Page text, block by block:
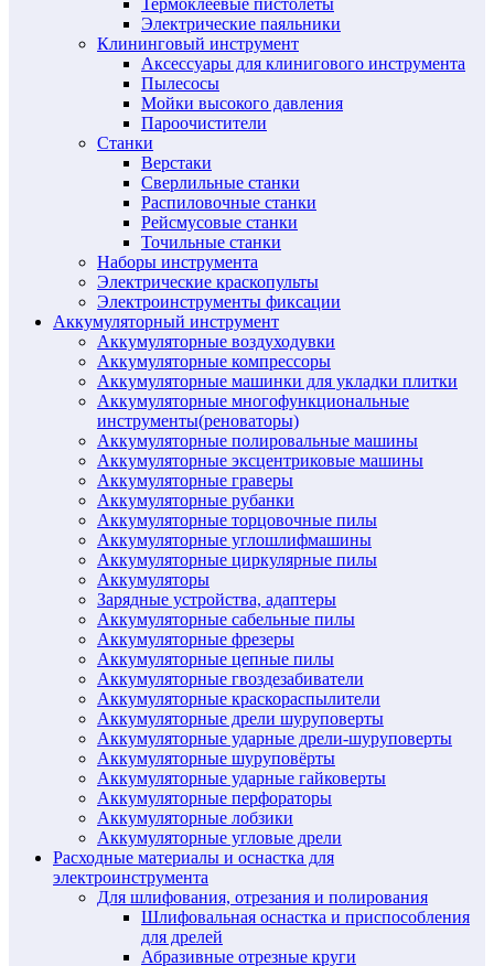
Электрические паяльники
Клининговый инструмент
Аксессуары для клинигового инструмента
Пылесосы
Мойки высокого давления
Пароочистители
Станки
Верстаки
Сверлильные станки
Распиловочные станки
Рейсмусовые станки
Точильные станки
Наборы инструмента
Электрические краскопульты
Электроинструменты фиксации
Аккумуляторный инструмент
Аккумуляторные воздуходувки
Аккумуляторные компрессоры
Аккумуляторные машинки для укладки плитки
Аккумуляторные многофункциональные
инструменты(реноваторы)
Аккумуляторные полировальные машины
Аккумуляторные эксцентриковые машины
Аккумуляторные граверы
Аккумуляторные рубанки
Аккумуляторные торцовочные пилы
Аккумуляторные углошлифмашины
Аккумуляторные циркулярные пилы
Аккумуляторы
Зарядные устройства, адаптеры
Аккумуляторные сабельные пилы
Аккумуляторные фрезеры
Аккумуляторные цепные пилы
Аккумуляторные гвоздезабиватели
Аккумуляторные краскораспылители
Аккумуляторные дрели шуруповерты
Аккумуляторные ударные дрели-шуруповерты
Аккумуляторные шуруповёрты
Аккумуляторные ударные гайковерты
Аккумуляторные перфораторы
Аккумуляторные лобзики
Аккумуляторные угловые дрели
Расходные материалы и оснастка для
электроинструмента
Для шлифования, отрезания и полирования
Шлифовальная оснастка и приспособления
для дрелей
Абразивные отрезные круги